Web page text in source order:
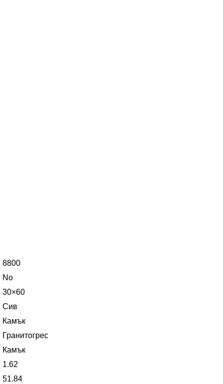
8800
No
30×60
Сив
Камък
Гранитогрес
Камък
1.62
51.84